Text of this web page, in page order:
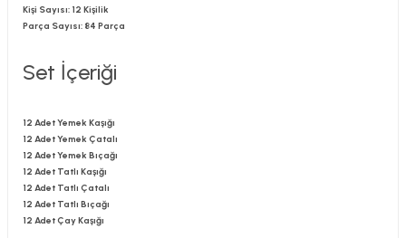
Kişi Sayısı: 12 Kişilik
Parça Sayısı: 84 Parça
Set İçeriği
12 Adet Yemek Kaşığı
12 Adet Yemek Çatalı
12 Adet Yemek Bıçağı
12 Adet Tatlı Kaşığı
12 Adet Tatlı Çatalı
12 Adet Tatlı Bıçağı
12 Adet Çay Kaşığı